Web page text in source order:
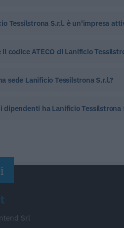
Tessilstrona S.r.l. è un'impresa
il codice ATECO di Lanificio
sede Lanificio Tessilstrona S.r.l.?
dipendenti ha Lanificio Tessilstrona
Srl